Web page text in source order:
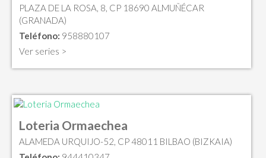
PLAZA DE LA ROSA, 8, CP 18690 ALMUÑÉCAR
(GRANADA)
Teléfono: 958880107
Ver series >
Loteria Ormaechea
ALAMEDA URQUIJO-52, CP 48011 BILBAO (BIZKAIA)